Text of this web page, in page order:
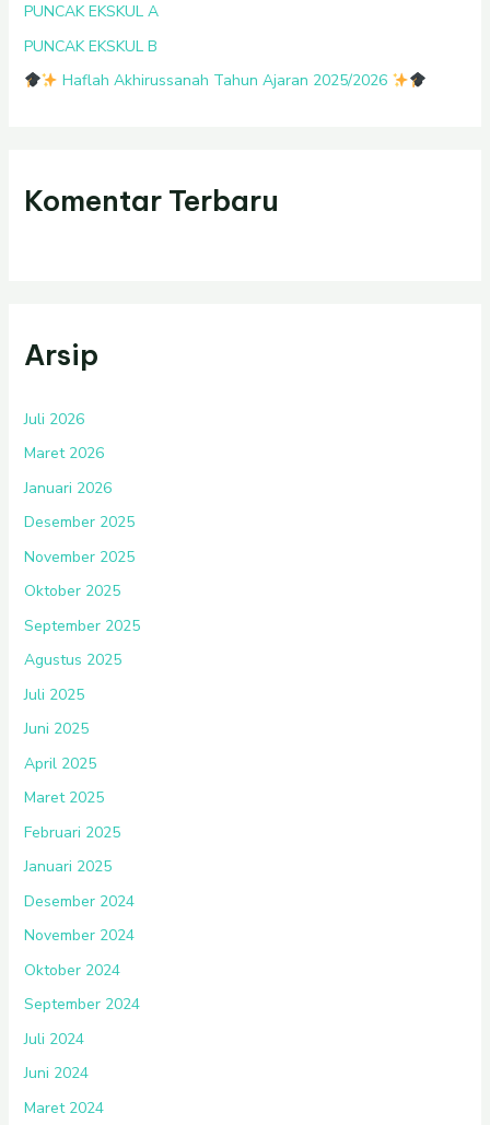
PUNCAK EKSKUL A
PUNCAK EKSKUL B
Haflah Akhirussanah Tahun Ajaran 2025/2026
Komentar Terbaru
Arsip
Juli 2026
Maret 2026
Januari 2026
Desember 2025
November 2025
Oktober 2025
September 2025
Agustus 2025
Juli 2025
Juni 2025
April 2025
Maret 2025
Februari 2025
Januari 2025
Desember 2024
November 2024
Oktober 2024
September 2024
Juli 2024
Juni 2024
Maret 2024